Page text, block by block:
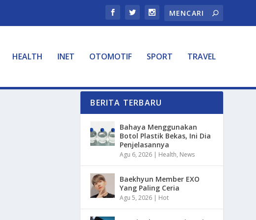
HEALTH INET OTOMOTIF SPORT TRAVEL
BERITA TERBARU
Bahaya Menggunakan
Botol Plastik Bekas, Ini Dia
Penjelasannya
Agu 6, 2026 | Health, News
Baekhyun Member EXO
Yang Paling Ceria
Agu 5, 2026 | Hot